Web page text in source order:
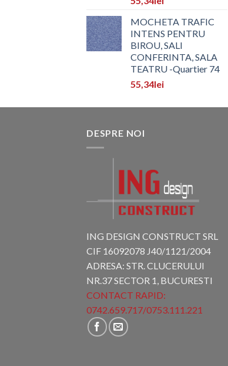
MOCHETA TRAFIC
INTENS PENTRU
BIROU, SALI
CONFERINTA, SALA
TEATRU -Quartier 74
55,34lei
DESPRE NOI
ING DESIGN CONSTRUCT SRL
CIF 16092078 J40/1121/2004
ADRESA: STR. CLUCERULUI
NR.37 SECTOR 1, BUCURESTI
CONTACT RAPID:
0742.659.717/0753.111.221